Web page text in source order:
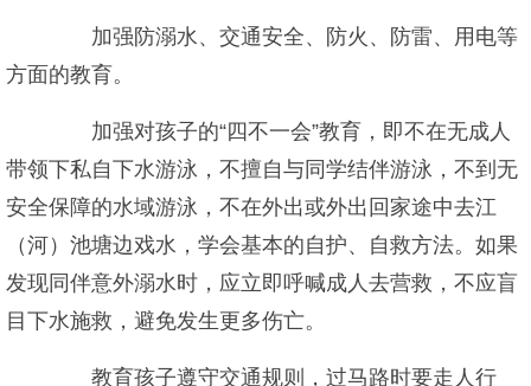
加强防溺水、交通安全、防火、防雷、用电等
方面的教育。
加强对孩子的“四不一会”教育，即不在无成人
带领下私自下水游泳，不擅自与同学结伴游泳，不到无
安全保障的水域游泳，不在外出或外出回家途中去江
（河）池塘边戏水，学会基本的自护、自救方法。如果
发现同伴意外溺水时，应立即呼喊成人去营救，不应盲
目下水施救，避免发生更多伤亡。
教育孩子遵守交通规则，过马路时要走人行